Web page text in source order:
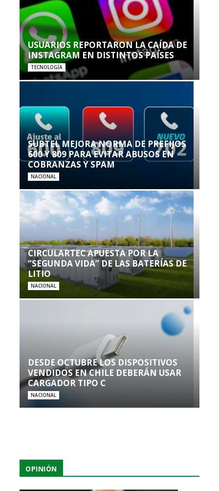
USUARIOS REPORTARON LA CAÍDA DE
INSTAGRAM EN DISTINTOS PAÍSES
TECNOLOGÍA
SUBTEL MEJORA NORMA DE PREFIJOS
600 Y 809 PARA EVITAR ABUSOS EN
COBRANZAS Y SPAM
NACIONAL
CIRCULARTEC APUESTA POR LA
“SEGUNDA VIDA” DE LAS BATERÍAS DE
LITIO
NACIONAL
DESDE OCTUBRE LOS DISPOSITIVOS
VENDIDOS EN CHILE DEBERÁN USAR
CARGADOR TIPO C
NACIONAL
OPINIÓN